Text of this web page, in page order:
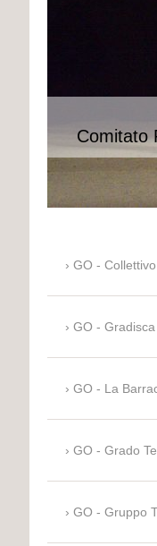
Comitato
GO -
GO -
GO - La
GO - Grado
GO - Gruppo